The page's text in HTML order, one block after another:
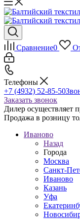
Сравнение0
Телефоны
+7 (4932) 52-85-50
Заказать звонок
Дилер осуществляет
Продажа в розницу
Иваново
Назад
Города
Москва
Санкт-
Иваново
Казань
Уфа